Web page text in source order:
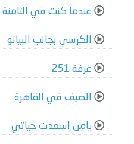
عندما كنت في الثامنة
الكرسي بجانب البيانو
غرفة 251
الصيف في القاهرة
يامن اسعدت حياتي